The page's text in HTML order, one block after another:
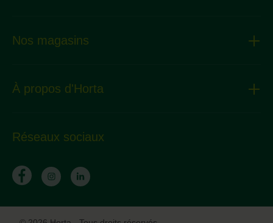
Nos magasins
À propos d'Horta
Réseaux sociaux